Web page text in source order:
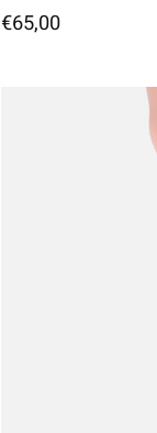
€65,00